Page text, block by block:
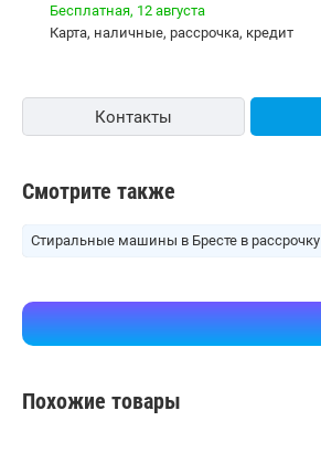
Бесплатная, 12 августа
карта, наличные, рассрочка, кредит
Контакты
Смотрите также
Стиральные машины в Бресте в рассрочку
Похожие товары